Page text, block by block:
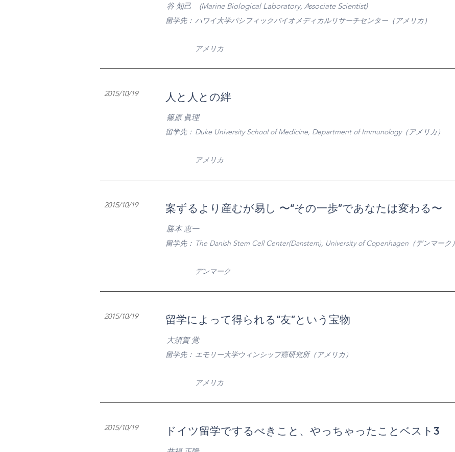
谷 知己 (Marine Biological Laboratory, Associate Scientist)
​留学先： ハワイ大学パシフィックバイオメディカルリサーチセンター（アメリカ）
​アメリカ
2015/10/19 人と人との絆
篠原 眞理
​留学先： Duke University School of Medicine, Department of Immunology（アメリカ）
​アメリカ
2015/10/19 案ずるより産むが易し 〜“その一歩”であなたは変わる〜
勝本 恵一
​留学先： The Danish Stem Cell Center(Danstem), University of Copenhagen（デンマーク）
​デンマーク
2015/10/19 留学によって得られる“友”という宝物
大須賀 覚
​留学先： エモリー大学ウィンシップ癌研究所（アメリカ）
​アメリカ
2015/10/19 ドイツ留学でするべきこと、やっちゃったことベスト3